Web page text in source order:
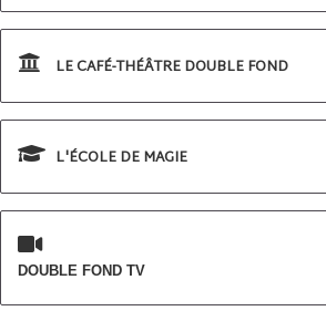
LE CAFÉ-THÉÂTRE DOUBLE FOND
L'ÉCOLE DE MAGIE
DOUBLE FOND TV